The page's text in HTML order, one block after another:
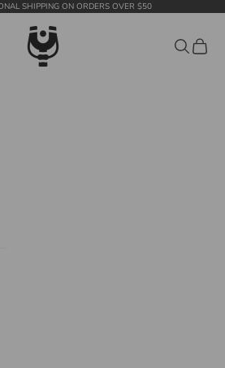
SHIPPING ON ORDERS OVER $50
WildTension
Search
Cart